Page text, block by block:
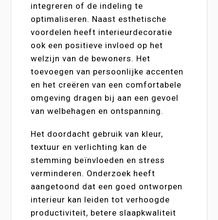
integreren of de indeling te
optimaliseren. Naast esthetische
voordelen heeft interieurdecoratie
ook een positieve invloed op het
welzijn van de bewoners. Het
toevoegen van persoonlijke accenten
en het creëren van een comfortabele
omgeving dragen bij aan een gevoel
van welbehagen en ontspanning.
Het doordacht gebruik van kleur,
textuur en verlichting kan de
stemming beïnvloeden en stress
verminderen. Onderzoek heeft
aangetoond dat een goed ontworpen
interieur kan leiden tot verhoogde
productiviteit, betere slaapkwaliteit